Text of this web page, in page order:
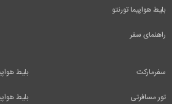
بلیط هواپیما تورنتو
راهنمای سفر
بلیط
بلیط
سفرمارکت
تور مسافرتی